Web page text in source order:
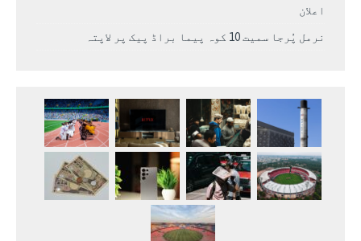
اعلان
نرمل پُرجا سمیت 10 کوہ پیما براڈ پیک پر لاپتہ